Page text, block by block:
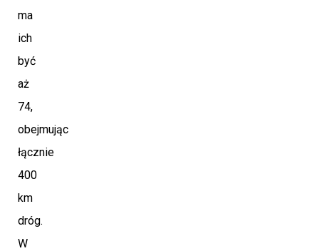
ma
ich
być
aż
74,
obejmując
łącznie
400
km
dróg.
W